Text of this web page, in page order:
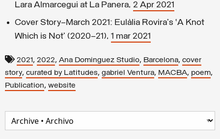
Lara Almarcegui at La Panera, 2 Apr 2021
Cover Story—March 2021: Eulàlia Rovira's ‘A Knot
Which is Not’ (2020–21), 1 mar 2021
2021, 2022, Ana Dominguez Studio, Barcelona, cover
story, curated by Latitudes, gabriel Ventura, MACBA, poem,
Publication, website